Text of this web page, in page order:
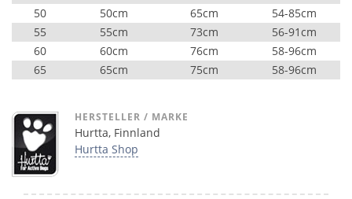
50
50cm 65cm
54-85cm
55
55cm 73cm
56-91cm
60
60cm 76cm
58-96cm
65
65cm 75cm 58-96cm
HERSTELLER / MARKE
Hurtta, Finnland
Hurtta Shop